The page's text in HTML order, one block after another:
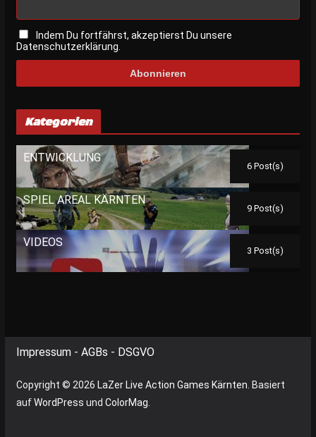
Indem Du fortfährst, akzeptierst Du unsere
Datenschutzerklärung.
Kategorien
ENTWICKLUNG
6 Post(s)
SPIEL AREAL KÄRNTEN
9 Post(s)
VIDEOS
3 Post(s)
Impressum - AGBs - DSGVO
Copyright © 2026 LaZer Live Action Games Kärnten . Basiert
aufWordPress und ColorMag